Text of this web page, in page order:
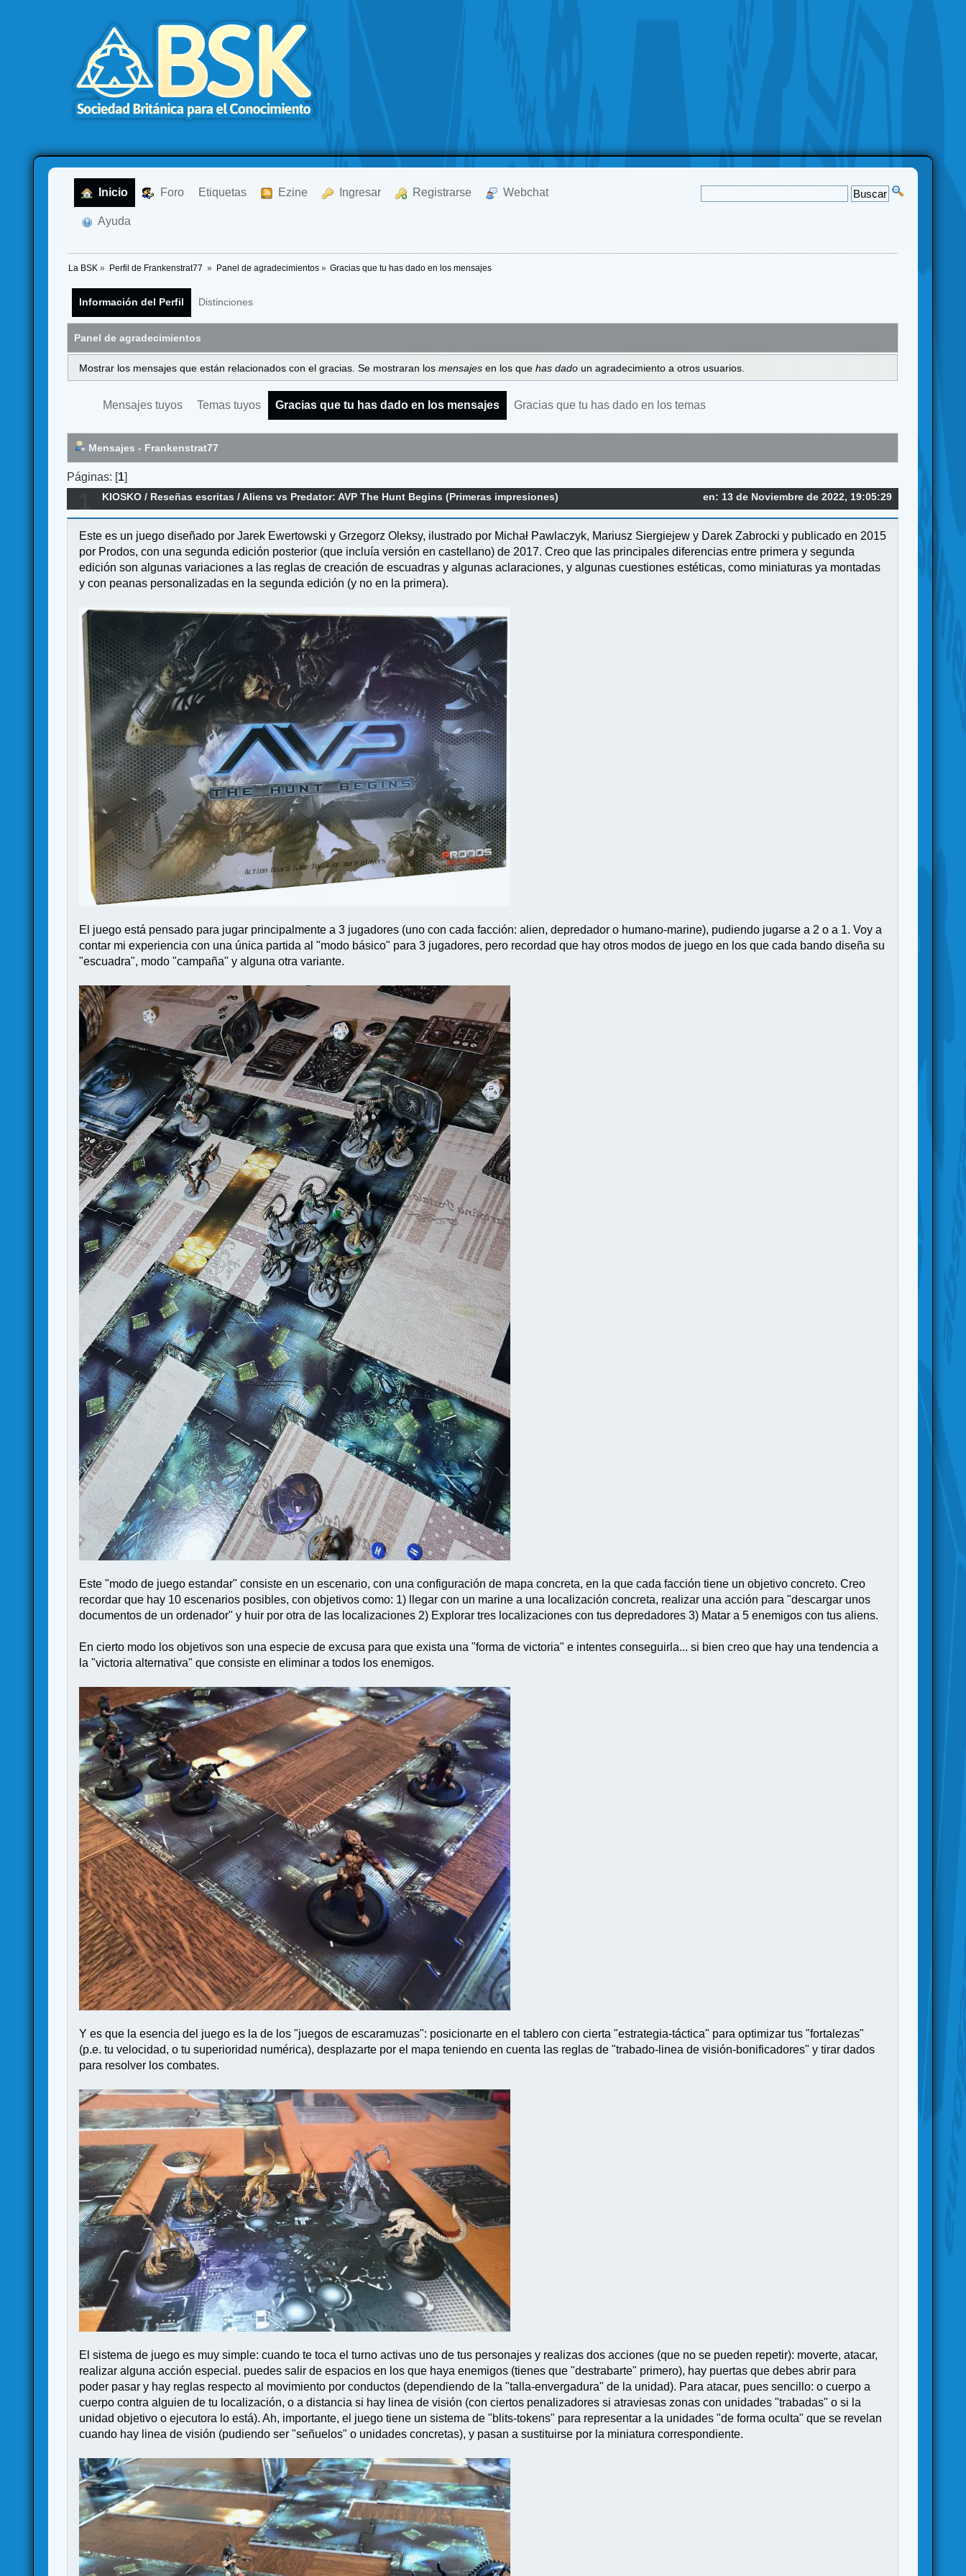
Inicio Foro Etiquetas Ezine Ingresar Registrarse Webchat
Ayuda
La BSK » Perfil de Frankenstrat77 » Panel de agradecimientos» Gracias que tu has dado en los mensajes
Información del Perfil Distinciones
Panel de agradecimientos
Mostrar los mensajes que están relacionados con el gracias. Se mostraran los mensajes en los que has dado un agradecimiento a otros usuarios.
Mensajes tuyos Temas tuyos Gracias que tu has dado en los mensajes Gracias que tu has dado en los temas
Mensajes - Frankenstrat77
Páginas: [1]
en: 13 de Noviembre de 2022, 19:05:29
KIOSKO / Reseñas escritas /Aliens vs Predator: AVP The Hunt Begins (Primeras impresiones)
Este es un juego diseñado por Jarek Ewertowski y Grzegorz Oleksy, ilustrado por Michał Pawlaczyk, Mariusz Siergiejew y Darek Zabrocki y publicado en 2015
por Prodos, con una segunda edición posterior (que incluía versión en castellano) de 2017. Creo que las principales diferencias entre primera y segunda
edición son algunas variaciones a las reglas de creación de escuadras y algunas aclaraciones, y algunas cuestiones estéticas, como miniaturas ya montadas
y con peanas personalizadas en la segunda edición (y no en la primera).
El juego está pensado para jugar principalmente a 3 jugadores (uno con cada facción: alien, depredador o humano-marine), pudiendo jugarse a 2 o a 1. Voy a
contar mi experiencia con una única partida al "modo básico" para 3 jugadores, pero recordad que hay otros modos de juego en los que cada bando diseña su
"escuadra", modo "campaña" y alguna otra variante.
Este "modo de juego estandar" consiste en un escenario, con una configuración de mapa concreta, en la que cada facción tiene un objetivo concreto. Creo
recordar que hay 10 escenarios posibles, con objetivos como: 1) llegar con un marine a una localización concreta, realizar una acción para "descargar unos
documentos de un ordenador" y huir por otra de las localizaciones 2) Explorar tres localizaciones con tus depredadores 3) Matar a 5 enemigos con tus aliens.
En cierto modo los objetivos son una especie de excusa para que exista una "forma de victoria" e intentes conseguirla... si bien creo que hay una tendencia a
la "victoria alternativa" que consiste en eliminar a todos los enemigos.
Y es que la esencia del juego es la de los "juegos de escaramuzas": posicionarte en el tablero con cierta "estrategia-táctica" para optimizar tus "fortalezas"
(p.e. tu velocidad, o tu superioridad numérica), desplazarte por el mapa teniendo en cuenta las reglas de "trabado-linea de visión-bonificadores" y tirar dados
para resolver los combates.
El sistema de juego es muy simple: cuando te toca el turno activas uno de tus personajes y realizas dos acciones (que no se pueden repetir): moverte, atacar,
realizar alguna acción especial. puedes salir de espacios en los que haya enemigos (tienes que "destrabarte" primero), hay puertas que debes abrir para
poder pasar y hay reglas respecto al movimiento por conductos (dependiendo de la "talla-envergadura" de la unidad). Para atacar, pues sencillo: o cuerpo a
cuerpo contra alguien de tu localización, o a distancia si hay linea de visión (con ciertos penalizadores si atraviesas zonas con unidades "trabadas" o si la
unidad objetivo o ejecutora lo está). Ah, importante, el juego tiene un sistema de "blits-tokens" para representar a la unidades "de forma oculta" que se revelan
cuando hay linea de visión (pudiendo ser "señuelos" o unidades concretas), y pasan a sustituirse por la miniatura correspondiente.